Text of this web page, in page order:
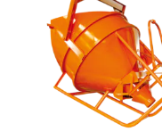
1800 × 1800